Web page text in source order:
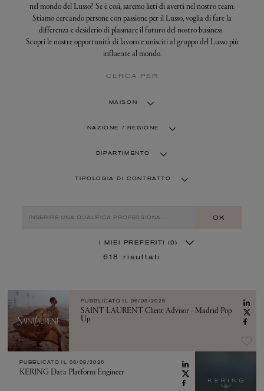
FINANCE
MEDIA
nel mondo del Lusso? Se è così, saremo lieti di averti nel nostro team.
Stiamo cercando persone con passione per il Lusso, voglia di fare la
differenza e desiderio di plasmare il futuro del nostro business.
Scopri le nostre opportunità di lavoro e unisciti al gruppo del Lusso più
influente al mondo.
CERCA PER
MAISON
NAZIONE / REGIONE
DIPARTIMENTO
TIPOLOGIA DI CONTRATTO
OK
I MIEI PREFERITI (0)
618 risultati
PUBBLICATO IL 06/08/2026
SAINT LAURENT Client Advisor - Madrid Pop
Up
PUBBLICATO IL 06/08/2026
KERING Data Platform Engineer